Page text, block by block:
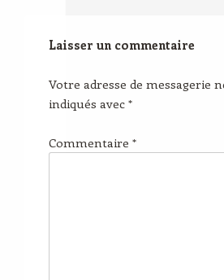
Laisser un commentaire
Votre adresse de messagerie
indiqués avec *
Commentaire *